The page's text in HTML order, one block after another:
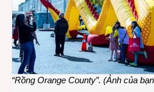
“Rồng Orange County”. (Ảnh của